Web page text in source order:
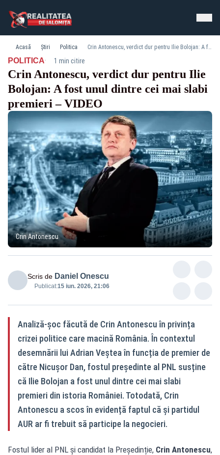
Acasă Știri Politica Crin Antonescu, verdict dur pentru Ilie Bolojan: A fost unul dintre cei mai slabi premieri – VIDEO
POLITICA· 1 min citire
Crin Antonescu, verdict dur pentru Ilie
Bolojan: A fost unul dintre cei mai slabi
premieri – VIDEO
Crin Antonescu
Scris de Daniel Onescu
Publicat:15 iun. 2026, 21:06
Analiză‑șoc făcută de Crin Antonescu în privința
crizei politice care macină România. În contextul
desemnării lui Adrian Veștea în funcția de premier de
către Nicușor Dan, fostul președinte al PNL susține
că Ilie Bolojan a fost unul dintre cei mai slabi
premieri din istoria României. Totodată, Crin
Antonescu a scos în evidență faptul că și partidul
AUR ar fi trebuit să participe la negocieri.
Fostul lider al PNL și candidat la Președinție, Crin Antonescu,